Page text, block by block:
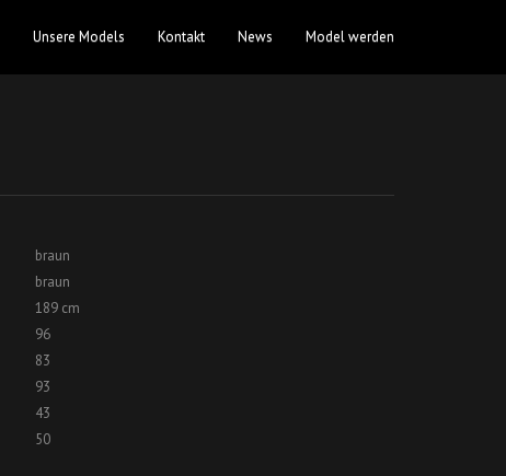
braun
braun
189 cm
96
83
93
43
50
Unsere Models Kontakt News Model werden